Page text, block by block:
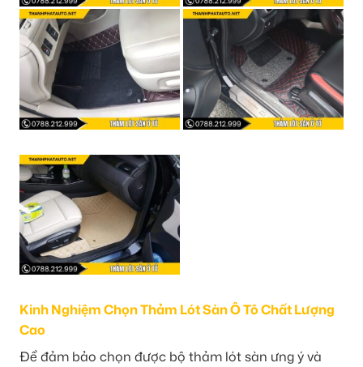
Kinh Nghiệm Chọn Thảm Lót Sàn Ô Tô Chất Lượng
Cao
Để đảm bảo chọn được bộ thảm lót sàn ưng ý và